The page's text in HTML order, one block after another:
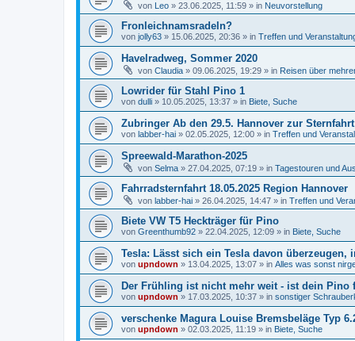
von Leo » 23.06.2025, 11:59 » in Neuvorstellung
Fronleichnamsradeln?
von jolly63 » 15.06.2025, 20:36 » in Treffen und
Havelradweg, Sommer 2020
von Claudia » 09.06.2025, 19:29 » in Reisen über
Lowrider für Stahl Pino 1
von dulli » 10.05.2025, 13:37 » in Biete, Suche
Zubringer Ab den 29.5. Hannover zur
von labber-hai » 02.05.2025, 12:00 » in Treffen und
Spreewald-Marathon-2025
von Selma » 27.04.2025, 07:19 » in Tagestouren und
Fahrradsternfahrt 18.05.2025 Region Hannover
von labber-hai » 26.04.2025, 14:47 » in Treffen und
Biete VW T5 Heckträger für Pino
von Greenthumb92 » 22.04.2025, 12:09 » in Biete, Suche
Tesla: Lässt sich ein Tesla davon überzeugen,
von upndown » 13.04.2025, 13:07 » in Alles was sonst
Der Frühling ist nicht mehr weit - ist dein Pino
von upndown » 17.03.2025, 10:37 » in sonstiger
verschenke Magura Louise Bremsbeläge Typ
von upndown » 02.03.2025, 11:19 » in Biete, Suche